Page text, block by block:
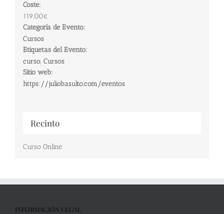
Coste:
119,00€
Categoría de Evento:
Cursos
Etiquetas del Evento:
curso, Cursos
Sitio web:
https://juliobasulto.com/eventos
Recinto
Curso Online
INFORMACIÓN LEGAL